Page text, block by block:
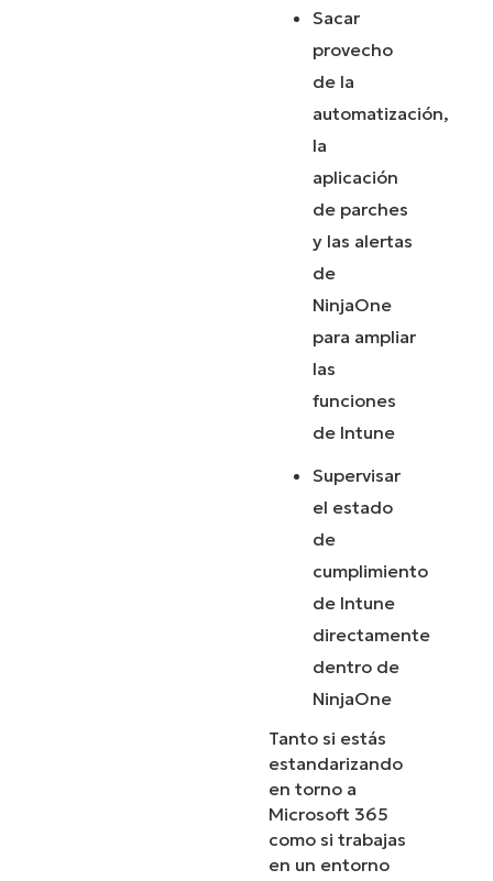
Sacar
provecho
de la
automatización,
la
aplicación
de parches
y las alertas
de
NinjaOne
para ampliar
las
funciones
de Intune
Supervisar
el estado
de
cumplimiento
de Intune
directamente
dentro de
NinjaOne
Tanto si estás
estandarizando
en torno a
Microsoft 365
como si trabajas
en un entorno